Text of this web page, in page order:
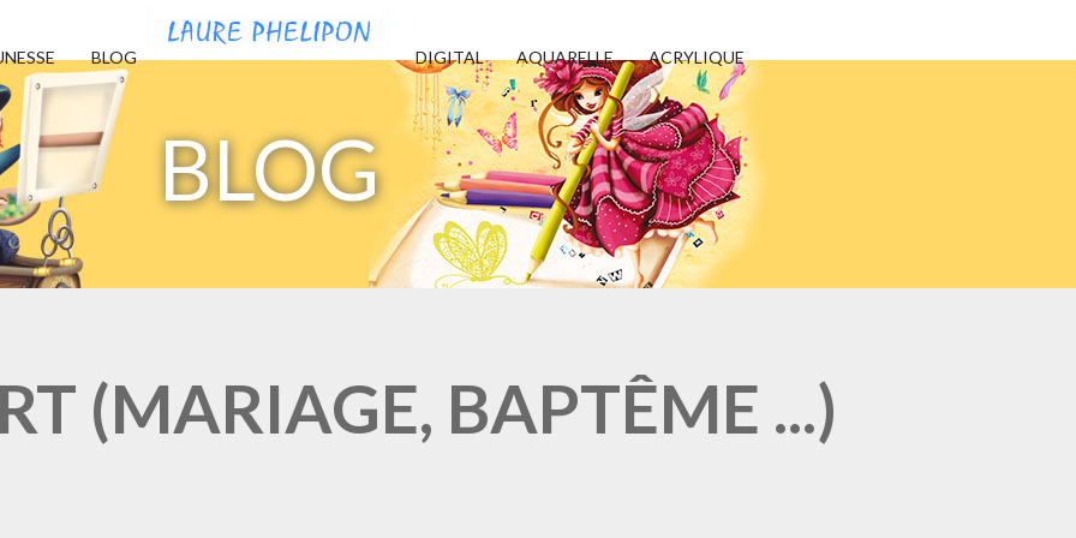
BLOG
(MARIAGE, BAPTÊME ...)
BLOG DIGITAL AQUARELLE ACRYLIQUE